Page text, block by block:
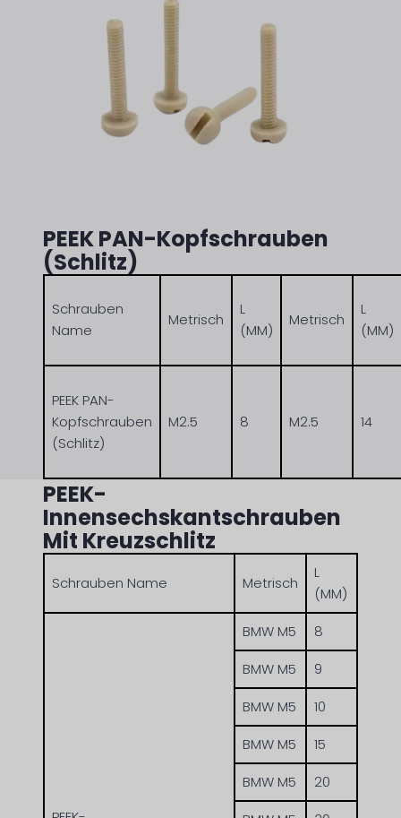
PEEK PAN-Kopfschrauben
(Schlitz)
Schrauben
Name
Metrisch
L
(MM)
Metrisch
L
(MM)
PEEK PAN-
Kopfschrauben
(Schlitz)
M2.5 8 M2.5 14
PEEK-
Innensechskantschrauben
Mit Kreuzschlitz
Schrauben Name Metrisch
L
(MM)
BMW M5
8
BMW M5
9
BMW M5
10
BMW M5
15
BMW M5
20